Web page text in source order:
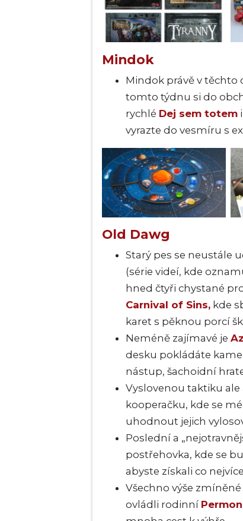
Mindok
Mindok právě v těchto
tomto týdnu si do
rychlé Dej sem totem
vyrazte do vesmíru s
Old Dawg
Starý pes se neustále
(série videí, kde
hned čtyři chystané
Carnival of Sins, kde
karet s pěknou porcí
Neméně zajímavé je
desku pokládáte
nástup, šachoidní
Vyslovenou taktiku ale
kooperačku, kde se
uhodnout jejich
Poslední a
postřehovka, kde se
abyste získali co
Všechno výše
ovládli rodinní